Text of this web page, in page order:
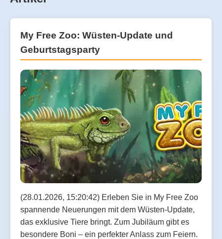
My Free Zoo: Wüsten-Update und
Geburtstagsparty
(28.01.2026, 15:20:42) Erleben Sie in My Free Zoo
spannende Neuerungen mit dem Wüsten-Update,
das exklusive Tiere bringt. Zum Jubiläum gibt es
besondere Boni – ein perfekter Anlass zum Feiern.